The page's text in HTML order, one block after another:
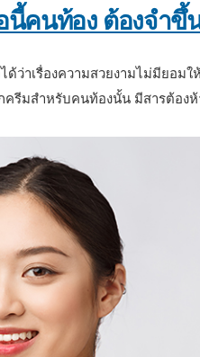
คนท้อง ต้องจำขึ้
ว่าเรื่องความสวยงามไม่มียอ
ครีมสำหรับคนท้องนั้น มีสารต้อ